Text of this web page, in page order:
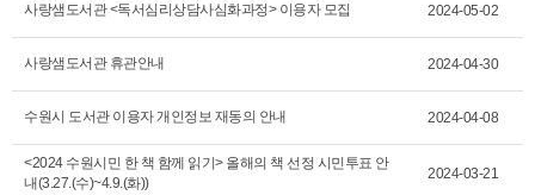
사랑샘도서관 <독서심리상담사심화과정> 이용자 모집 2024-05-02
사랑샘도서관 휴관안내 2024-04-30
수원시 도서관 이용자 개인정보 재동의 안내 2024-04-08
<2024 수원시민 한 책 함께 읽기> 올해의 책 선정 시민투표 안
내(3.27.(수)~4.9.(화))
2024-03-21